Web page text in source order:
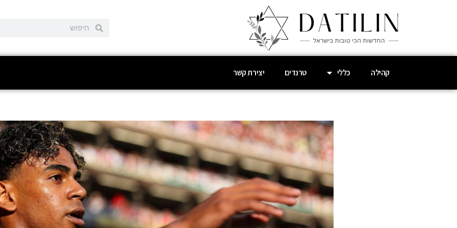
קהילה כללי טרנדים יצירת קשר